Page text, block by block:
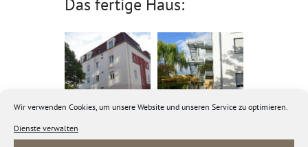
Wir verwenden Cookies, um unsere Website und unseren Service zu optimieren.
Dienste verwalten
Das fertige Haus: